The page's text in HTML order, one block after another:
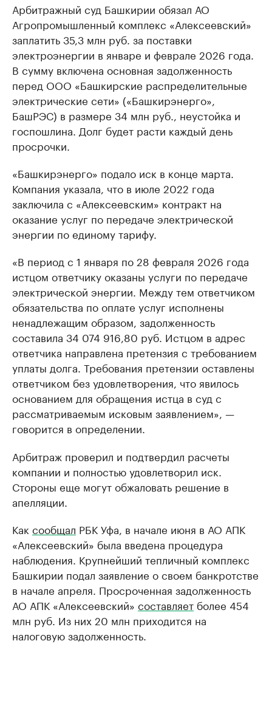
Арбитражный суд Башкирии обязал АО
Агропромышленный комплекс «Алексеевский»
заплатить 35,3 млн руб. за поставки
электроэнергии в январе и феврале 2026 года.
В сумму включена основная задолженность
перед ООО «Башкирские распределительные
электрические сети» («Башкирэнерго»,
БашРЭС) в размере 34 млн руб., неустойка и
госпошлина. Долг будет расти каждый день
просрочки.
«Башкирэнерго» подало иск в конце марта.
Компания указала, что в июле 2022 года
заключила с «Алексеевским» контракт на
оказание услуг по передаче электрической
энергии по единому тарифу.
«В период с 1 января по 28 февраля 2026 года
истцом ответчику оказаны услуги по передаче
электрической энергии. Между тем ответчиком
обязательства по оплате услуг исполнены
ненадлежащим образом, задолженность
составила 34 074 916,80 руб. Истцом в адрес
ответчика направлена претензия с требованием
уплаты долга. Требования претензии оставлены
ответчиком без удовлетворения, что явилось
основанием для обращения истца в суд с
рассматриваемым исковым заявлением», —
говорится в определении.
Арбитраж проверил и подтвердил расчеты
компании и полностью удовлетворил иск.
Стороны еще могут обжаловать решение в
апелляции.
Как сообщал РБК Уфа, в начале июня в АО АПК
«Алексеевский» была введена процедура
наблюдения. Крупнейший тепличный комплекс
Башкирии подал заявление о своем банкротстве
в начале апреля. Просроченная задолженность
АО АПК «Алексеевский» составляет более 454
млн руб. Из них 20 млн приходится на
налоговую задолженность.